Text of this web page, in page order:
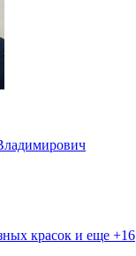
красок и еще +16